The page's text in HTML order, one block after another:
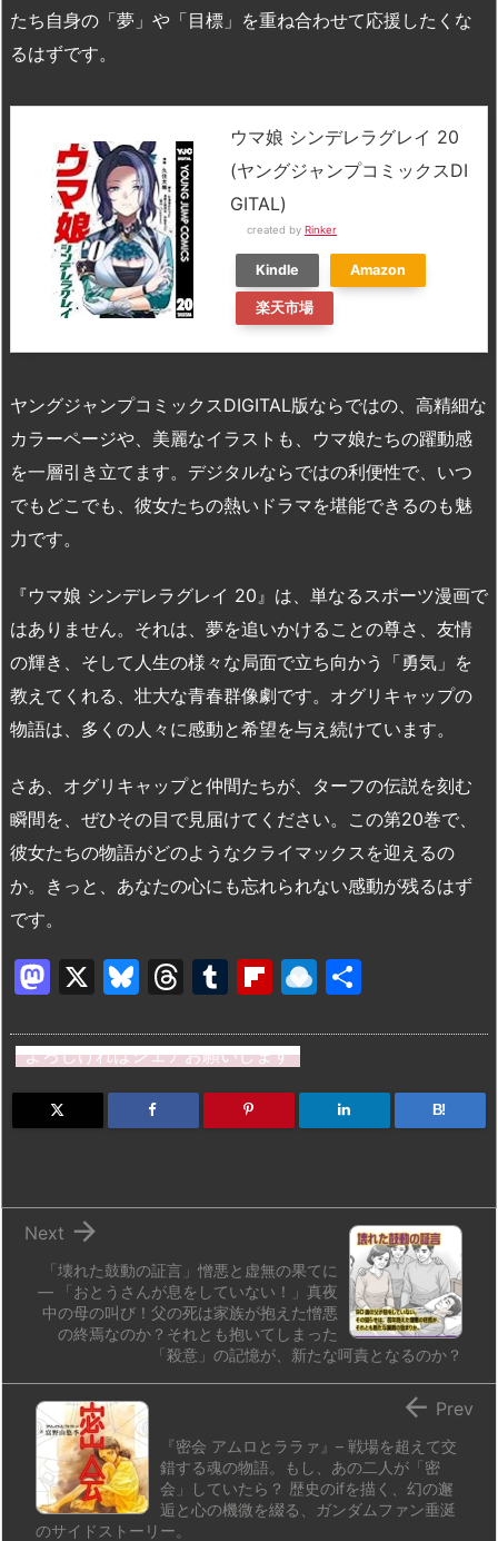
たち自身の「夢」や「目標」を重ね合わせて応援したくな
るはずです。
ウマ娘 シンデレラグレイ 20
(ヤングジャンプコミックスDI
GITAL)
created by Rinker
Kindle Amazon
楽天市場
ヤングジャンプコミックスDIGITAL版ならではの、高精細な
カラーページや、美麗なイラストも、ウマ娘たちの躍動感
を一層引き立てます。デジタルならではの利便性で、いつ
でもどこでも、彼女たちの熱いドラマを堪能できるのも魅
力です。
『ウマ娘 シンデレラグレイ 20』は、単なるスポーツ漫画で
はありません。それは、夢を追いかけることの尊さ、友情
の輝き、そして人生の様々な局面で立ち向かう「勇気」を
教えてくれる、壮大な青春群像劇です。オグリキャップの
物語は、多くの人々に感動と希望を与え続けています。
さあ、オグリキャップと仲間たちが、ターフの伝説を刻む
瞬間を、ぜひその目で見届けてください。この第20巻で、
彼女たちの物語がどのようなクライマックスを迎えるの
か。きっと、あなたの心にも忘れられない感動が残るはず
です。
M
st
o
d
X
Bl
e
s
k
T
e
a
d
T
m
bl
r
Fl
b
o
ar
R
n
dr
o
よろしければシェアお願いします
B!
「壊れた鼓動の証言」憎悪と虚無の果てに
― 「おとうさんが息をしていない！」真夜
中の母の叫び！父の死は家族が抱えた憎悪
の終焉なのか？それとも抱いてしまった
「殺意」の記憶が、新たな呵責となるのか？

Next
『密会 アムロとララァ』– 戦場を超えて交
錯する魂の物語。もし、あの二人が「密
会」していたら？ 歴史のifを描く、幻の邂
逅と心の機微を綴る、ガンダムファン垂涎
のサイドストーリー。
 Prev